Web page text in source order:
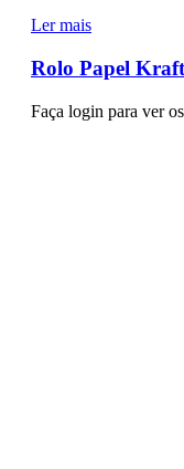
Ler mais
Rolo Papel
Faça login para ver